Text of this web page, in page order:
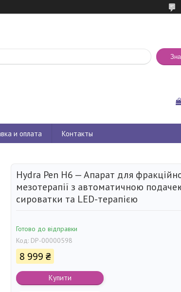
и оплата Контакты
Hydra Pen H6 — Апарат для
мезотерапії з автоматичною
сироватки та LED-терапією
Готово до відправки
Код: DP-00000598
8 999 ₴
Купити